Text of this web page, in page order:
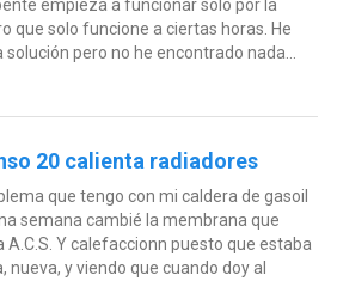
empieza a funcionar solo por la
que solo funcione a ciertas horas. He
pero no he encontrado nada...
20 calienta radiadores
que tengo con mi caldera de gasoil
semana cambié la membrana que
A.C.S. Y calefaccionn puesto que estaba
nueva, y viendo que cuando doy al